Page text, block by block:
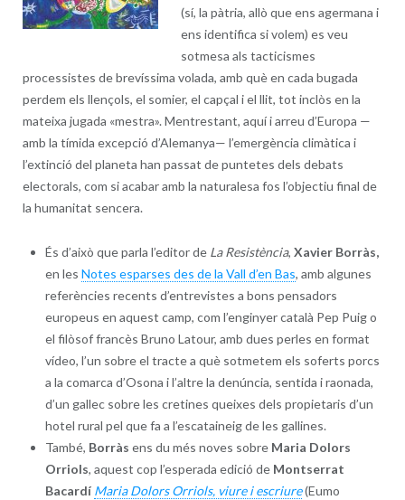
(sí, la pàtria, allò que ens agermana i
ens identifica si volem) es veu
sotmesa als tacticismes
processistes de brevíssima volada, amb què en cada bugada
perdem els llençols, el somier, el capçal i el llit, tot inclòs en la
mateixa jugada «mestra». Mentrestant, aquí i arreu d’Europa —
amb la tímida excepció d’Alemanya— l’emergència climàtica i
l’extinció del planeta han passat de puntetes dels debats
electorals, com si acabar amb la naturalesa fos l’objectiu final de
la humanitat sencera.
És d’això que parla l’editor de La Resistència, Xavier Borràs,
en les Notes esparses des de la Vall d’en Bas, amb algunes
referències recents d’entrevistes a bons pensadors
europeus en aquest camp, com l’enginyer català Pep Puig o
el filòsof francès Bruno Latour, amb dues perles en format
vídeo, l’un sobre el tracte a què sotmetem els soferts porcs
a la comarca d’Osona i l’altre la denúncia, sentida i raonada,
d’un gallec sobre les cretines queixes dels propietaris d’un
hotel rural pel que fa a l’escataineig de les gallines.
També, Borràs ens du més noves sobre Maria Dolors
Orriols, aquest cop l’esperada edició deMontserrat
Bacardí Maria Dolors Orriols, viure i escriure(Eumo